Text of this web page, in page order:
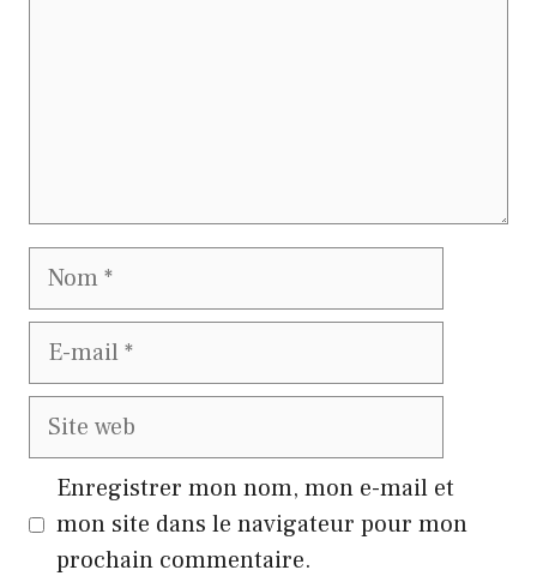
Nom
E-
Site
Enregistrer mon nom, mon e-mail et
mon site dans le navigateur pour mon
prochain commentaire.